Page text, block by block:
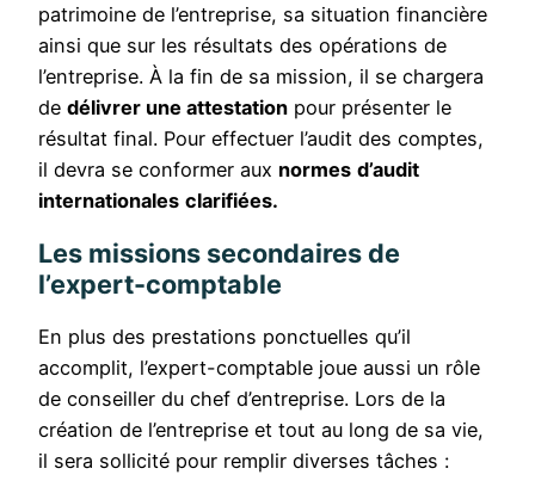
patrimoine de l’entreprise, sa situation financière
ainsi que sur les résultats des opérations de
l’entreprise. À la fin de sa mission, il se chargera
de délivrer une attestation pour présenter le
résultat final. Pour effectuer l’audit des comptes,
il devra se conformer aux normes d’audit
internationales clarifiées.
Les missions secondaires de
l’expert-comptable
En plus des prestations ponctuelles qu’il
accomplit, l’expert-comptable joue aussi un rôle
de conseiller du chef d’entreprise. Lors de la
création de l’entreprise et tout au long de sa vie,
il sera sollicité pour remplir diverses tâches :